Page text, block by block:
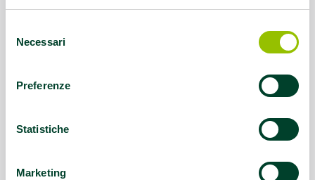
delNecessari
Preferenze
Statistiche
Marketing